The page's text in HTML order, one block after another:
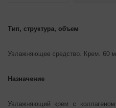
Тип, структура, объем
Увлажняющее средство. Крем. 60
Назначение
Увлажняющий крем с